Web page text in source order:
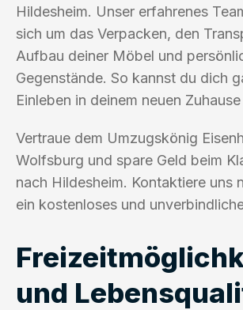
Hildesheim. Unser erfahrenes
sich um das Verpacken, den
Aufbau deiner Möbel und
Gegenstände. So kannst du dich
Einleben in deinem neuen
Vertraue dem Umzugskönig
Wolfsburg und spare Geld beim
nach Hildesheim. Kontaktiere uns
ein kostenloses und
und